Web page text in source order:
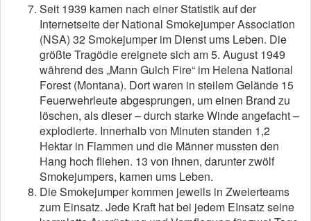
Seit 1939 kamen nach einer Statistik auf der
Internetseite der National Smokejumper Association
(NSA) 32 Smokejumper im Dienst ums Leben. Die
größte Tragödie ereignete sich am 5. August 1949
während des „Mann Gulch Fire“ im Helena National
Forest (Montana). Dort waren in steilem Gelände 15
Feuerwehrleute abgesprungen, um einen Brand zu
löschen, als dieser – durch starke Winde angefacht –
explodierte. Innerhalb von Minuten standen 1,2
Hektar in Flammen und die Männer mussten den
Hang hoch fliehen. 13 von ihnen, darunter zwölf
Smokejumpers, kamen ums Leben.
Die Smokejumper kommen jeweils in Zweierteams
zum Einsatz. Jede Kraft hat bei jedem EInsatz seine